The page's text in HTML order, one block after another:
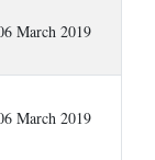
March 2019
March 2019